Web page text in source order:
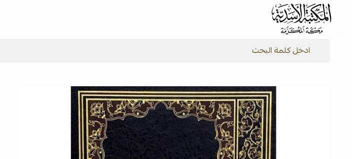
شركة المكتبة الأسدية للنشر والتوزيع